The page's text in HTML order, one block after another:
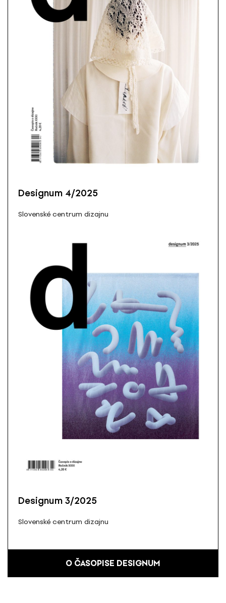
Designum 4/2025
Slovenské centrum dizajnu
Designum 3/2025
Slovenské centrum dizajnu
O ČASOPISE DESIGNUM